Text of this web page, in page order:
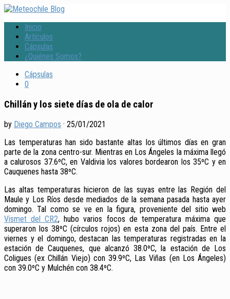
Inicio
Artículos
Cápsulas
¿Quiénes Somos?
Cápsulas
0
Chillán y los siete días de ola de calor
by Diego Campos · 25/01/2021
Las temperaturas han sido bastante altas los últimos días en gran
parte de la zona centro-sur. Mientras en Los Ángeles la máxima llegó
a calurosos 37.6ºC, en Valdivia los valores bordearon los 35ºC y en
Cauquenes hasta 38ºC.
Las altas temperaturas hicieron de las suyas entre las Región del
Maule y Los Ríos desde mediados de la semana pasada hasta ayer
domingo. Tal como se ve en la figura, proveniente del sitio web
Vismet del CR2, hubo varios focos de temperatura máxima que
superaron los 38ºC (círculos rojos) en esta zona del país. Entre el
viernes y el domingo, destacan las temperaturas registradas en la
estación de Cauquenes, que alcanzó 38.0ºC, la estación de Los
Coligues (ex Chillán Viejo) con 39.9ºC, Las Viñas (en Los Ángeles)
con 39.0ºC y Mulchén con 38.4ºC.